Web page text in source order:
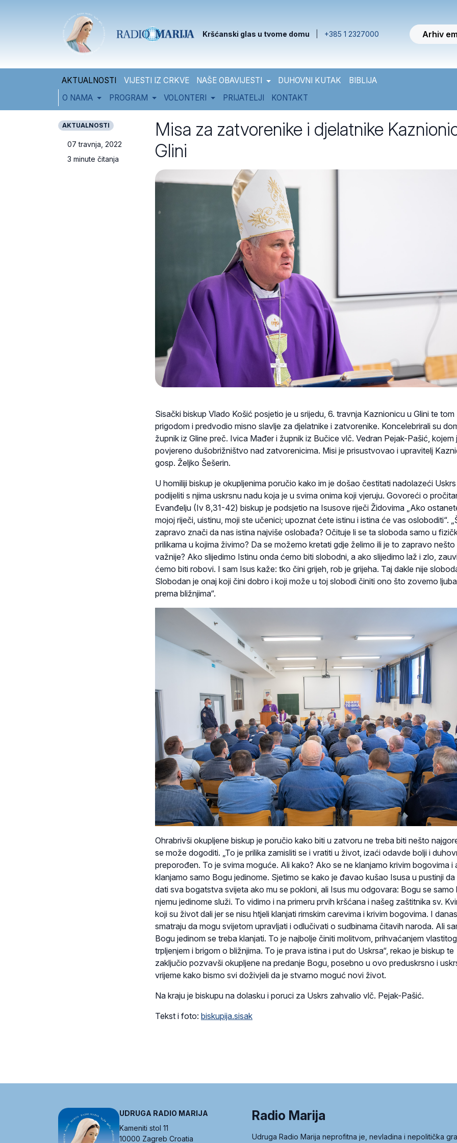
Kršćanski glas u tvome domu +385 1 2327000 Arhiv
AKTUALNOSTI VIJESTI IZ CRKVE NAŠE OBAVIJESTI DUHOVNI KUTAK
BIBLIJA
O NAMA
PROGRAM VOLONTERI PRIJATELJI KONTAKT
AKTUALNOSTI
07 travnja, 2022
3 minute čitanja
Misa za zatvorenike i djelatnike
Glini
Sisački biskup Vlado Košić posjetio je u srijedu, 6. travnja Kaznionicu u Glini te tom
prigodom i predvodio misno slavlje za djelatnike i zatvorenike. Koncelebrirali su
župnik iz Gline preč. Ivica Mađer i župnik iz Bučice vlč. Vedran Pejak-Pašić, kojem
povjereno dušobrižništvo nad zatvorenicima. Misi je prisustvovao i upravitelj
gosp. Željko Šešerin.
U homiliji biskup je okupljenima poručio kako im je došao čestitati nadolazeći
podijeliti s njima uskrsnu nadu koja je u svima onima koji vjeruju. Govoreći o
Evanđelju (Iv 8,31-42) biskup je podsjetio na Isusove riječi Židovima „Ako
mojoj riječi, uistinu, moji ste učenici; upoznat ćete istinu i istina će vas osloboditi“.
zapravo znači da nas istina najviše oslobađa? Očituje li se ta sloboda samo u
prilikama u kojima živimo? Da se možemo kretati gdje želimo ili je to zapravo nešto
važnije? Ako slijedimo Istinu onda ćemo biti slobodni, a ako slijedimo laž i zlo,
ćemo biti robovi. I sam Isus kaže: tko čini grijeh, rob je grijeha. Taj dakle nije
Slobodan je onaj koji čini dobro i koji može u toj slobodi činiti ono što zovemo
prema bližnjima“.
Ohrabrivši okupljene biskup je poručio kako biti u zatvoru ne treba biti nešto
se može dogoditi. „To je prilika zamisliti se i vratiti u život, izaći odavde bolji i
preporođen. To je svima moguće. Ali kako? Ako se ne klanjamo krivim bogovima i
klanjamo samo Bogu jedinome. Sjetimo se kako je đavao kušao Isusa u pustinji da
dati sva bogatstva svijeta ako mu se pokloni, ali Isus mu odgovara: Bogu se samo
njemu jedinome služi. To vidimo i na primeru prvih kršćana i našeg zaštitnika sv.
koji su život dali jer se nisu htjeli klanjati rimskim carevima i krivim bogovima. I
smatraju da mogu svijetom upravljati i odlučivati o sudbinama čitavih naroda. Ali
Bogu jedinom se treba klanjati. To je najbolje činiti molitvom, prihvaćanjem vlastitog
trpljenjem i brigom o bližnjima. To je prava istina i put do Uskrsa“, rekao je biskup te
zaključio pozvavši okupljene na predanje Bogu, posebno u ovo preduskrsno i
vrijeme kako bismo svi doživjeli da je stvarno moguć novi život.
Na kraju je biskupu na dolasku i poruci za Uskrs zahvalio vlč. Pejak-Pašić.
Tekst i foto: biskupija.sisak
UDRUGA RADIO MARIJA
Kameniti stol 11
10000 Zagreb Croatia
Radio Marija
Udruga Radio Marija neprofitna je, nevladina i nepolitička